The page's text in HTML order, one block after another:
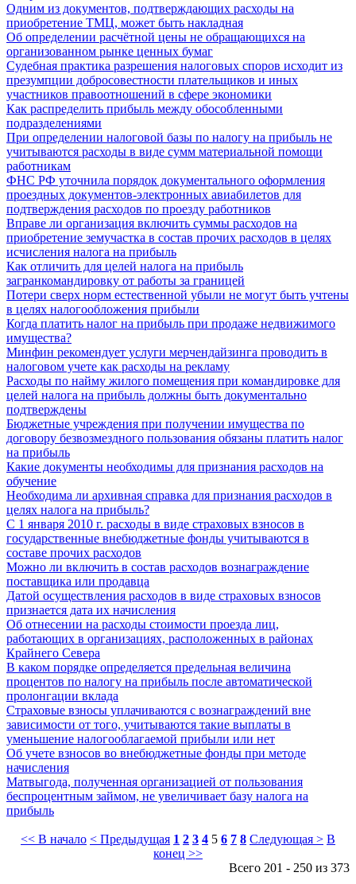
Одним из документов, подтверждающих расходы на
приобретение ТМЦ, может быть накладная
Об определении расчётной цены не обращающихся на
организованном рынке ценных бумаг
Судебная практика разрешения налоговых споров исходит из
презумпции добросовестности плательщиков и иных
участников правоотношений в сфере экономики
Как распределить прибыль между обособленными
подразделениями
При определении налоговой базы по налогу на прибыль не
учитываются расходы в виде сумм материальной помощи
работникам
ФНС РФ уточнила порядок документального оформления
проездных документов-электронных авиабилетов для
подтверждения расходов по проезду работников
Вправе ли организация включить суммы расходов на
приобретение земучастка в состав прочих расходов в целях
исчисления налога на прибыль
Как отличить для целей налога на прибыль
загранкомандировку от работы за границей
Потери сверх норм естественной убыли не могут быть учтены
в целях налогообложения прибыли
Когда платить налог на прибыль при продаже недвижимого
имущества?
Минфин рекомендует услуги мерчендайзинга проводить в
налоговом учете как расходы на рекламу
Расходы по найму жилого помещения при командировке для
целей налога на прибыль должны быть документально
подтверждены
Бюджетные учреждения при получении имущества по
договору безвозмездного пользования обязаны платить налог
на прибыль
Какие документы необходимы для признания расходов на
обучение
Необходима ли архивная справка для признания расходов в
целях налога на прибыль?
С 1 января 2010 г. расходы в виде страховых взносов в
государственные внебюджетные фонды учитываются в
составе прочих расходов
Можно ли включить в состав расходов вознаграждение
поставщика или продавца
Датой осуществления расходов в виде страховых взносов
признается дата их начисления
Об отнесении на расходы стоимости проезда лиц,
работающих в организациях, расположенных в районах
Крайнего Севера
В каком порядке определяется предельная величина
процентов по налогу на прибыль после автоматической
пролонгации вклада
Страховые взносы уплачиваются с вознаграждений вне
зависимости от того, учитываются такие выплаты в
уменьшение налогооблагаемой прибыли или нет
Об учете взносов во внебюджетные фонды при методе
начисления
Матвыгода, полученная организацией от пользования
беспроцентным займом, не увеличивает базу налога на
прибыль
<< В начало < Предыдущая 1 2 3 4 5 6 7 8 Следующая > В
конец >>
Всего 201 - 250 из 373